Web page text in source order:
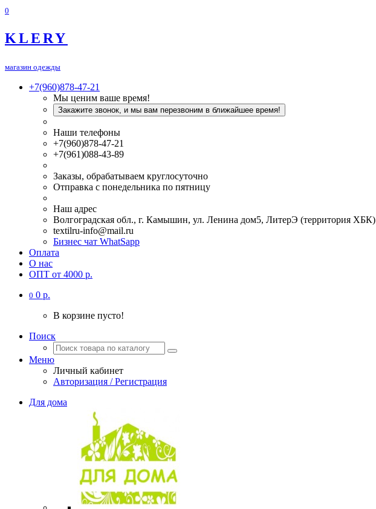
0
KLERY
магазин одежды
+7(960)878-47-21
Мы ценим ваше время!
Закажите звонок, и мы вам перезвоним в ближайшее время!
Наши телефоны
+7(960)878-47-21
+7(961)088-43-89
Заказы, обрабатываем круглосуточно
Отправка с понедельника по пятницу
Наш адрес
Волгоградская обл., г. Камышин, ул. Ленина дом5, ЛитерЭ (территория ХБК)
textilru-info@mail.ru
Бизнес чат WhatSapp
Оплата
О нас
ОПТ от 4000 р.
0 0 р.
В корзине пусто!
Поиск
Меню
Личный кабинет
Авторизация / Регистрация
Для дома